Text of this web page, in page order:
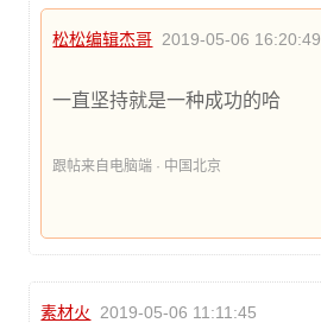
松松编辑杰哥 2019-05-06 16:20:49
一直坚持就是一种成功的哈
跟帖来自电脑端 · 中国北京
素材火 2019-05-06 11:11:45